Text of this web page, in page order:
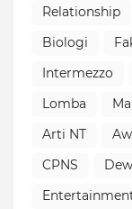
Relationship
Biologi
Intermezzo
Lomba
Arti NT
CPNS